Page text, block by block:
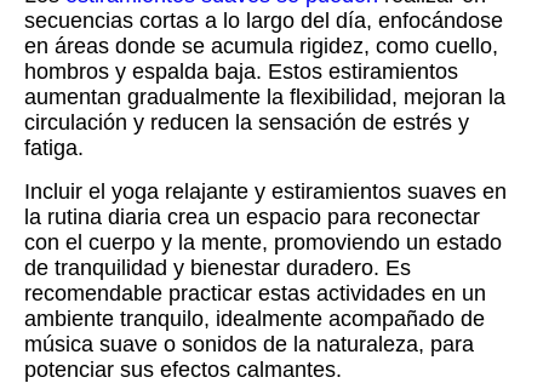
secuencias cortas a lo largo del día, enfocándose
en áreas donde se acumula rigidez, como cuello,
hombros y espalda baja. Estos estiramientos
aumentan gradualmente la flexibilidad, mejoran la
circulación y reducen la sensación de estrés y
fatiga.
Incluir el yoga relajante y estiramientos suaves en
la rutina diaria crea un espacio para reconectar
con el cuerpo y la mente, promoviendo un estado
de tranquilidad y bienestar duradero. Es
recomendable practicar estas actividades en un
ambiente tranquilo, idealmente acompañado de
música suave o sonidos de la naturaleza, para
potenciar sus efectos calmantes.